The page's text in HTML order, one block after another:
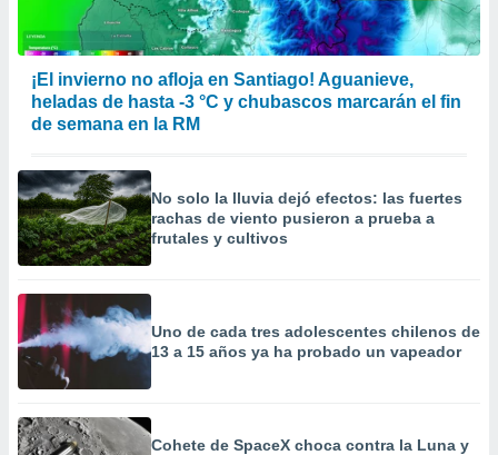
¡El invierno no afloja en Santiago! Aguanieve,
heladas de hasta -3 °C y chubascos marcarán el fin
de semana en la RM
No solo la lluvia dejó efectos: las fuertes
rachas de viento pusieron a prueba a
frutales y cultivos
Uno de cada tres adolescentes chilenos de
13 a 15 años ya ha probado un vapeador
Cohete de SpaceX choca contra la Luna y